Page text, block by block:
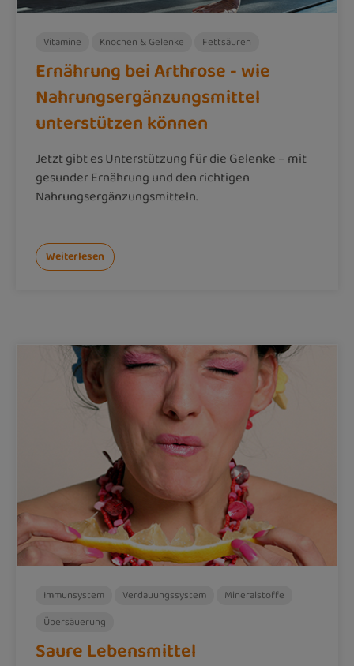
Vitamine Knochen & Gelenke Fettsäuren
Ernährung bei Arthrose - wie
Nahrungsergänzungsmittel
unterstützen können
Jetzt gibt es Unterstützung für die Gelenke – mit
gesunder Ernährung und den richtigen
Nahrungsergänzungsmitteln.
Weiterlesen
Immunsystem Verdauungssystem
Mineralstoffe
Übersäuerung
Saure Lebensmittel